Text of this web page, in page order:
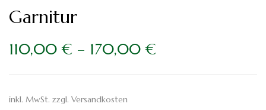
Garnitur
110,00 € – 170,00 €
inkl. MwSt. zzgl. Versandkosten